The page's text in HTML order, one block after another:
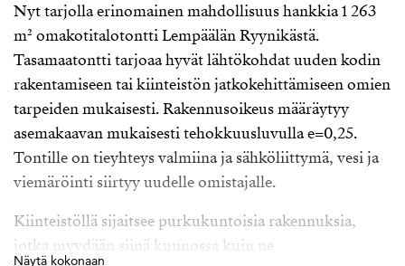
Nyt tarjolla erinomainen mahdollisuus hankkia 1 263
m² omakotitalotontti Lempäälän Ryynikästä.
Tasamaatontti tarjoaa hyvät lähtökohdat uuden kodin
rakentamiseen tai kiinteistön jatkokehittämiseen omien
tarpeiden mukaisesti. Rakennusoikeus määräytyy
asemakaavan mukaisesti tehokkuusluvulla e=0,25.
Tontille on tieyhteys valmiina ja sähköliittymä, vesi ja
viemäröinti siirtyy uudelle omistajalle.
Kiinteistöllä sijaitsee purkukuntoisia rakennuksia,
jotka myydään siinä kunnossa kuin ne
Näytä kokonaan